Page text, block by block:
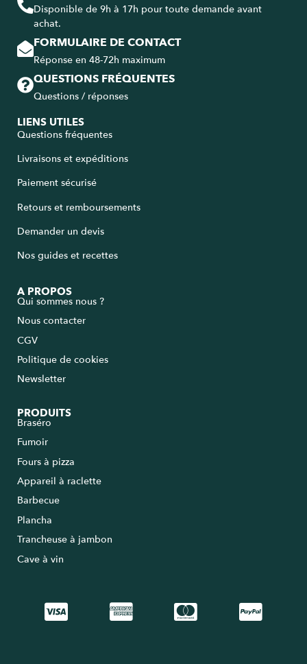
Disponible de 9h à 17h pour toute demande avant
achat.
FORMULAIRE DE CONTACT
Réponse en 48-72h maximum
QUESTIONS FRÉQUENTES
Questions / réponses
LIENS UTILES
Questions fréquentes
Livraisons et expéditions
Paiement sécurisé
Retours et remboursements
Demander un devis
Nos guides et recettes
A PROPOS
Qui sommes nous ?
Nous contacter
CGV
Politique de cookies
Newsletter
PRODUITS
Braséro
Fumoir
Fours à pizza
Appareil à raclette
Barbecue
Plancha
Trancheuse à jambon
Cave à vin